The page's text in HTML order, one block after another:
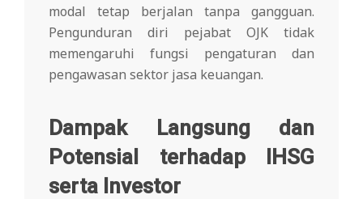
modal tetap berjalan tanpa gangguan.
Pengunduran diri pejabat OJK tidak
memengaruhi fungsi pengaturan dan
pengawasan sektor jasa keuangan.
Dampak Langsung dan
Potensial terhadap IHSG
serta Investor